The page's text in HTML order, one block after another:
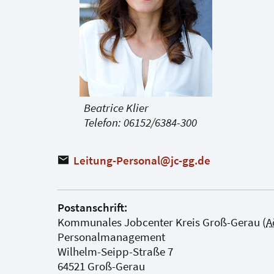
Beatrice Klier
Telefon: 06152/6384-300
Leitung-Personal@jc-gg.de
Postanschrift:
Kommunales Jobcenter Kreis Groß-Gerau (
Personalmanagement
Wilhelm-Seipp-Straße 7
64521 Groß-Gerau